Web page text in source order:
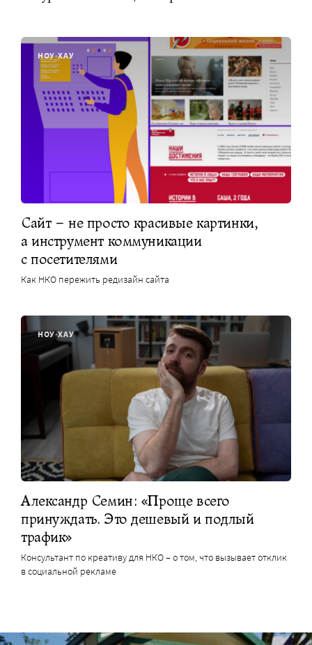
НОУ-ХАУ
Сайт – не просто красивые картинки,
а инструмент коммуникации
с посетителями
Как НКО пережить редизайн сайта
НОУ-ХАУ
Александр Семин: «Проще всего
принуждать. Это дешевый и подлый
трафик»
Консультант по креативу для НКО – о том, что вызывает отклик
в социальной рекламе